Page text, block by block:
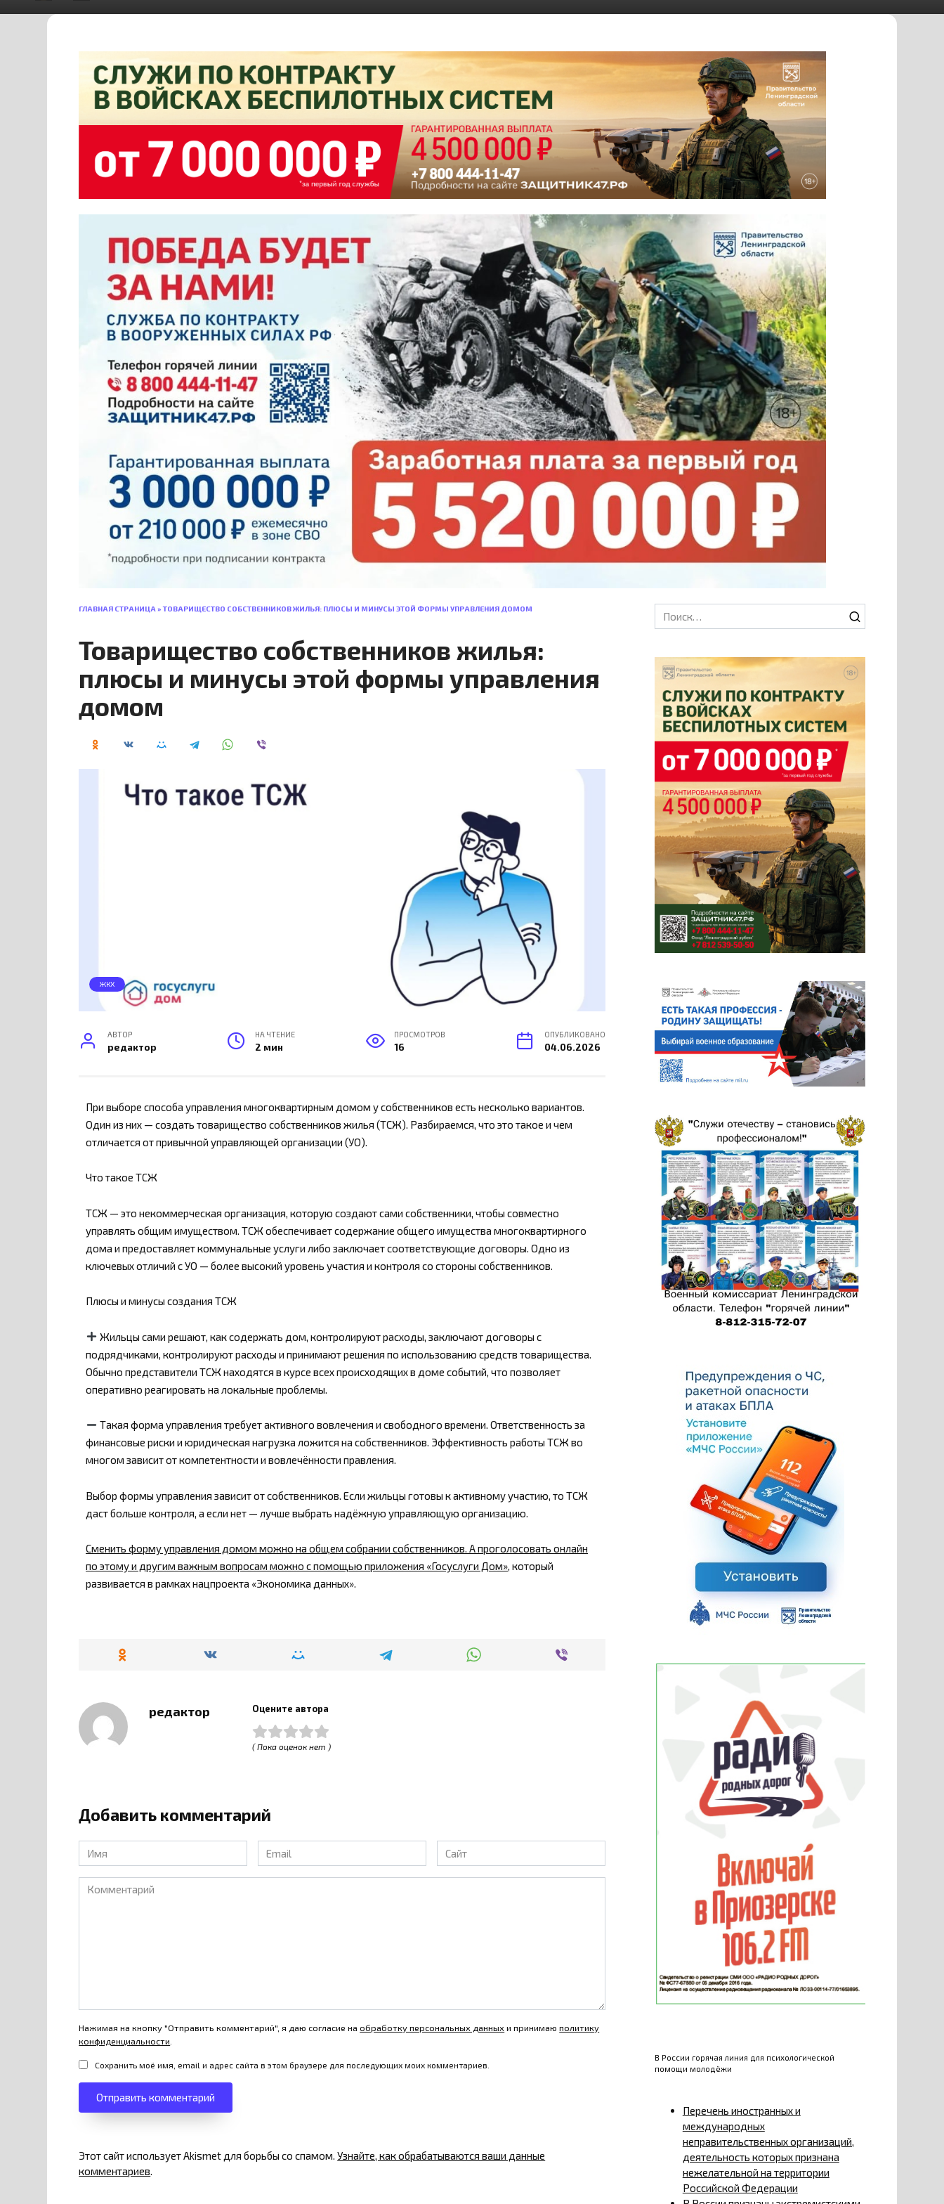
ГЛАВНАЯ СТРАНИЦА»ТОВАРИЩЕСТВО СОБСТВЕННИКОВ ЖИЛЬЯ: ПЛЮСЫ И МИНУСЫ ЭТОЙ ФОРМЫ УПРАВЛЕНИЯ ДОМОМ
Товарищество собственников жилья:
плюсы и минусы этой формы управления
домом
ЖКХ
АВТОР
редактор
НА ЧТЕНИЕ
2 мин
ПРОСМОТРОВ
16
ОПУБЛИКОВАНО
04.06.2026
При выборе способа управления многоквартирным домом у собственников есть несколько вариантов.
Один из них — создать товарищество собственников жилья (ТСЖ). Разбираемся, что это такое и чем
отличается от привычной управляющей организации (УО).
Что такое ТСЖ
ТСЖ — это некоммерческая организация, которую создают сами собственники, чтобы совместно
управлять общим имуществом. ТСЖ обеспечивает содержание общего имущества многоквартирного
дома и предоставляет коммунальные услуги либо заключает соответствующие договоры. Одно из
ключевых отличий с УО — более высокий уровень участия и контроля со стороны собственников.
Плюсы и минусы создания ТСЖ
Жильцы сами решают, как содержать дом, контролируют расходы, заключают договоры с
подрядчиками, контролируют расходы и принимают решения по использованию средств товарищества.
Обычно представители ТСЖ находятся в курсе всех происходящих в доме событий, что позволяет
оперативно реагировать на локальные проблемы.
Такая форма управления требует активного вовлечения и свободного времени. Ответственность за
финансовые риски и юридическая нагрузка ложится на собственников. Эффективность работы ТСЖ во
многом зависит от компетентности и вовлечённости правления.
Выбор формы управления зависит от собственников. Если жильцы готовы к активному участию, то ТСЖ
даст больше контроля, а если нет — лучше выбрать надёжную управляющую организацию.
Сменить форму управления домом можно на общем собрании собственников. А проголосовать онлайн
по этому и другим важным вопросам можно с помощью приложения «Госуслуги Дом», который
развивается в рамках нацпроекта «Экономика данных».
редактор Оцените автора
( Пока оценок нет )
Добавить комментарий
Имя
*
Email
*
Сайт
Комментарий
Нажимая на кнопку "Отправить комментарий", я даю согласие наобработку персональных данных и принимаюполитику
конфиденциальности
Сохранить моё имя, email и адрес сайта в этом браузере для последующих моих комментариев.
Этот сайт использует Akismet для борьбы со спамом.Узнайте, как обрабатываются ваши данные
комментариев.
Search
for:
В России горячая линия для психологической
помощи молодёжи
Перечень иностранных и
международных
неправительственных организаций,
деятельность которых признана
нежелательной на территории
Российской Федерации